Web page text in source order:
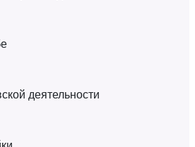
деятельности